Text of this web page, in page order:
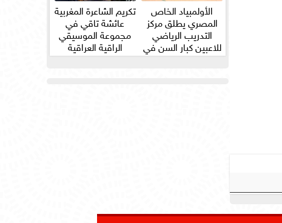
الأولمبياد الخاص
المصري يطلق مركز
التدريب الرياضي
للاعبين كبار السن في
ثلاث...
تكريم الشاعرة المغربية
عائشة تاقي في
مجموعة الموسيقي
الراقية العراقية